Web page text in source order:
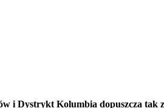
i Dystrykt Kolumbia dopuszcza tak